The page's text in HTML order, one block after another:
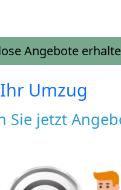
Angebote
Ihr Umzug
Sie jetzt